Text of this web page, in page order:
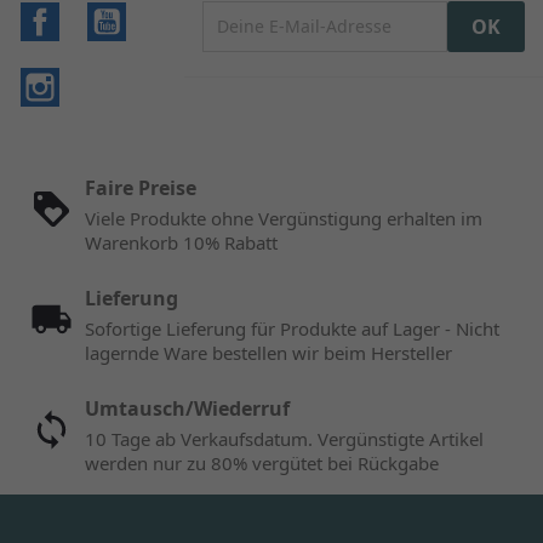
Facebook
Faire Preise
Viele Produkte ohne Vergünstigung erhalten im
Warenkorb 10% Rabatt
Lieferung
Sofortige Lieferung für Produkte auf Lager - Nicht
lagernde Ware bestellen wir beim Hersteller
Umtausch/Wiederruf
10 Tage ab Verkaufsdatum. Vergünstigte Artikel
werden nur zu 80% vergütet bei Rückgabe